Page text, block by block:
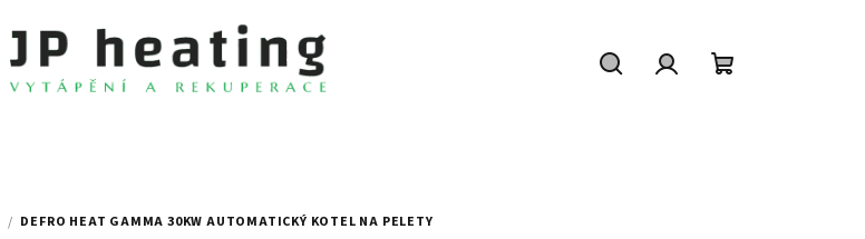
/ DEFRO HEAT GAMMA 30KW AUTOMATICKÝ KOTEL NA PELETY